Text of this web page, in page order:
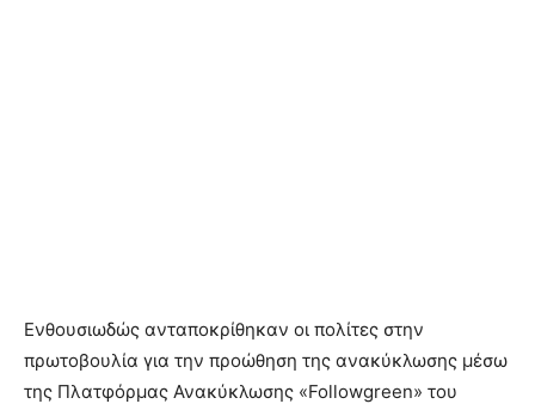
Ενθουσιωδώς ανταποκρίθηκαν οι πολίτες στην
πρωτοβουλία για την προώθηση της ανακύκλωσης μέσω
της Πλατφόρμας Ανακύκλωσης «Followgreen» του